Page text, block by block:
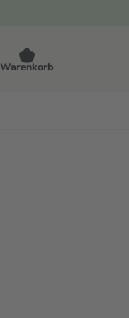
Warenkorb